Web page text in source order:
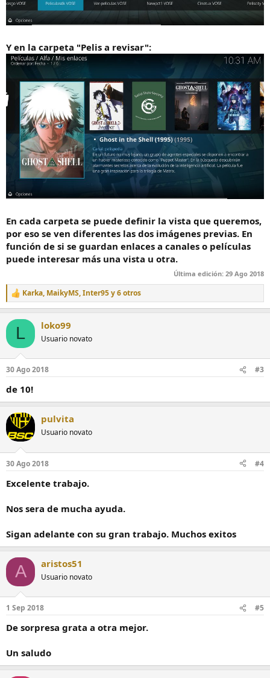
Y en la carpeta "Pelis a revisar":
En cada carpeta se puede definir la vista que queremos,
por eso se ven diferentes las dos imágenes previas. En
función de si se guardan enlaces a canales o películas
puede interesar más una vista u otra.
Última edición: 29 Ago 2018
R
e
i
e
:
Karka, MaikyMS,Inter95y 6 otros
L loko99
Usuario novato
30 Ago 2018 #3
de 10!
pulvita
Usuario novato
30 Ago 2018 #4
Excelente trabajo.
Nos sera de mucha ayuda.
Sigan adelante con su gran trabajo. Muchos exitos
A aristos51
Usuario novato
1 Sep 2018 #5
De sorpresa grata a otra mejor.
Un saludo